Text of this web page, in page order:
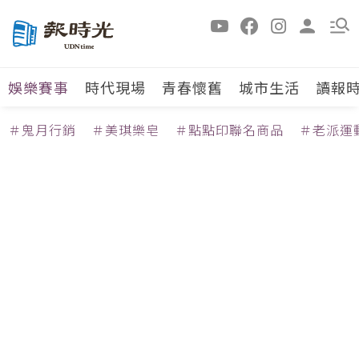
娛樂賽事 時代現場 青春懷舊 城市生活 讀報
＃鬼月行銷 ＃美琪樂皂 ＃點點印聯名商品 ＃老派運